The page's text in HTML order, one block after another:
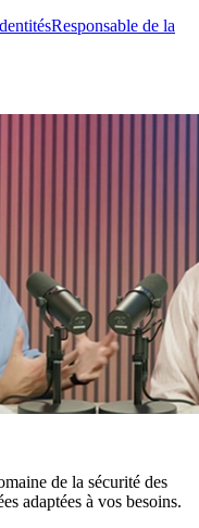
Responsable de la
de la sécurité des
adaptées à vos besoins.